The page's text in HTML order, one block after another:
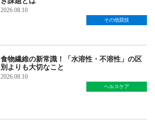
2026.08.10
その他競技
食物繊維の新常識！「水溶性・不溶性」の区
別よりも大切なこと
2026.08.10
ヘルスケア